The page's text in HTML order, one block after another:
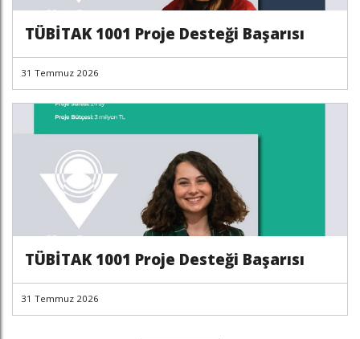
TÜBİTAK 1001 Proje Desteği Başarısı
31 Temmuz 2026
TÜBİTAK 1001 Proje Desteği Başarısı
31 Temmuz 2026